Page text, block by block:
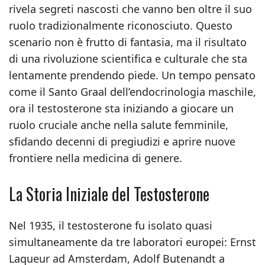
rivela segreti nascosti che vanno ben oltre il suo
ruolo tradizionalmente riconosciuto. Questo
scenario non è frutto di fantasia, ma il risultato
di una rivoluzione scientifica e culturale che sta
lentamente prendendo piede. Un tempo pensato
come il Santo Graal dell’endocrinologia maschile,
ora il testosterone sta iniziando a giocare un
ruolo cruciale anche nella salute femminile,
sfidando decenni di pregiudizi e aprire nuove
frontiere nella medicina di genere.
La Storia Iniziale del Testosterone
Nel 1935, il testosterone fu isolato quasi
simultaneamente da tre laboratori europei: Ernst
Laqueur ad Amsterdam, Adolf Butenandt a